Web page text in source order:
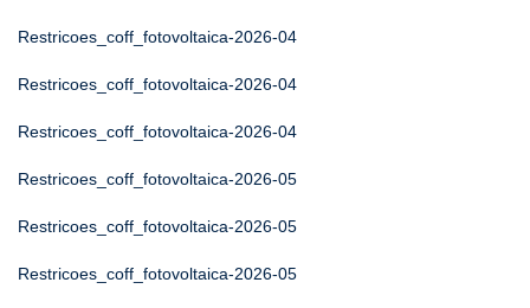
Restricoes_coff_fotovoltaica-2026-04
Restricoes_coff_fotovoltaica-2026-04
Restricoes_coff_fotovoltaica-2026-04
Restricoes_coff_fotovoltaica-2026-05
Restricoes_coff_fotovoltaica-2026-05
Restricoes_coff_fotovoltaica-2026-05